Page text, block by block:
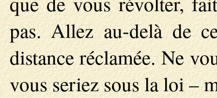
pas. Allez au-delà de
distance réclamée. Ne
vous seriez sous la loi –